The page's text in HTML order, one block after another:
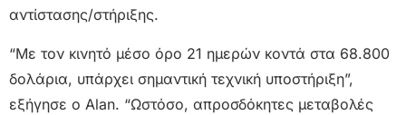
αντίστασης/στήριξης.
“Με τον κινητό μέσο όρο 21 ημερών κοντά στα 68.800
δολάρια, υπάρχει σημαντική τεχνική υποστήριξη”,
εξήγησε ο Alan. “Ωστόσο, απροσδόκητες μεταβολές